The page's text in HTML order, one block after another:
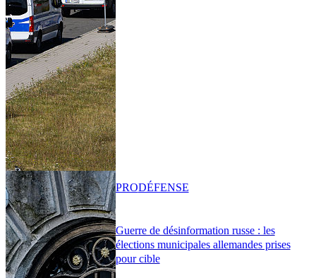
Guerre de désinformation russe : les
élections municipales allemandes prises
pour cible
PRODÉFENSE